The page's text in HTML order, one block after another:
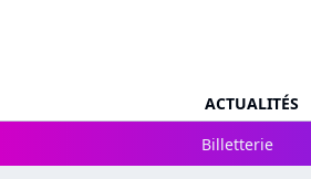
ACTUALITÉS
Billetterie